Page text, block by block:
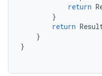
return
}
return
}
}